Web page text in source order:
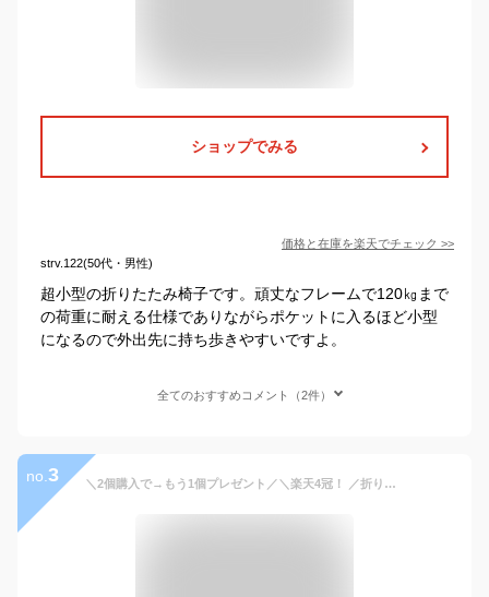
ショップでみる
価格と在庫を楽天でチェック >>
strv.122(50代・男性)
超小型の折りたたみ椅子です。頑丈なフレームで120㎏まで
の荷重に耐える仕様でありながらポケットに入るほど小型
になるので外出先に持ち歩きやすいですよ。
全てのおすすめコメント（2件）
no. 3 ＼2個購入で→もう1個プレゼント／＼楽天4冠！ ／折りたたみ椅子 軽量 コンパクト 持ち運び アウトドア 運動会 折りたたみチェア 椅子 スツール おしゃれ 携帯 キャンプ 釣り 踏み台 屋外 遊園地 イベント 推しカラー BBQ 音楽フェス 旅行 花火大会 お祭り